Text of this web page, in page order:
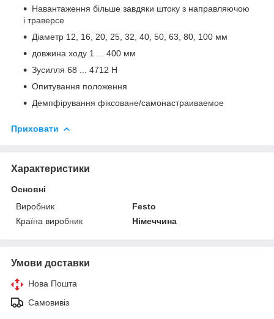
Навантаження більше завдяки штоку з направляючою
і траверсе
Діаметр 12, 16, 20, 25, 32, 40, 50, 63, 80, 100 мм
довжина ходу 1 ... 400 мм
Зусилля 68 ... 4712 Н
Опитування положення
Демпфірування фіксоване/самонастраиваемое
Приховати
Характеристики
Основні
Виробник
Festo
Країна виробник
Німеччина
Умови доставки
Нова Пошта
Самовивіз